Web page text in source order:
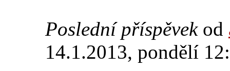
Poslední příspěvek od
14.1.2013, pondělí